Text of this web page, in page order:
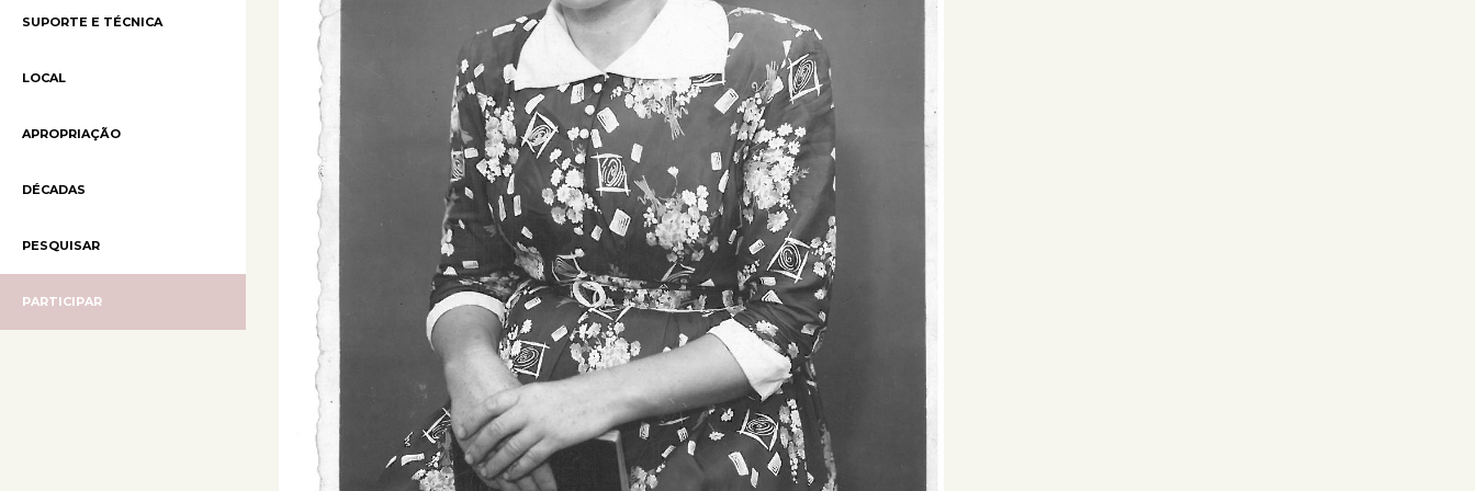
SUPORTE E TÉCNICA
LOCAL
APROPRIAÇÃO
DÉCADAS
PESQUISAR
PARTICIPAR